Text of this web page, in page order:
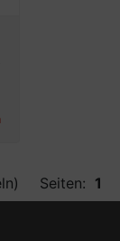
Seiten: 1